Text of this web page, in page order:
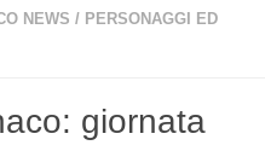
NEWS / PERSONAGGI ED
giornata